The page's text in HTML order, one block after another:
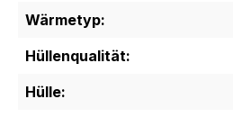
Wärmetyp:
Hüllenqualität:
Hülle: